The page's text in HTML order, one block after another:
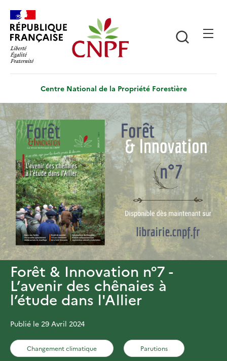
contenu
principal
Centre National de la Propriété Forestière
Forêt & Innovation n°7 -
L’avenir des chênaies à
l’étude dans l'Allier
Publié le 29 Avril 2024
Changement climatique Parutions